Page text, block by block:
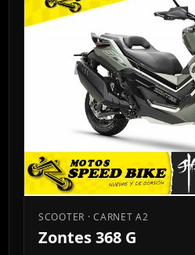
SCOOTER · CARNET A2
Zontes 368 G